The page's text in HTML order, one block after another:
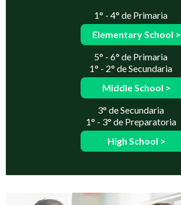
1° - 4° de Primaria
Elementary School >
5° - 6° de Primaria
1° - 2° de Secundaria
Middle School >
3° de Secundaria
1° - 3° de Preparatoria
High School >